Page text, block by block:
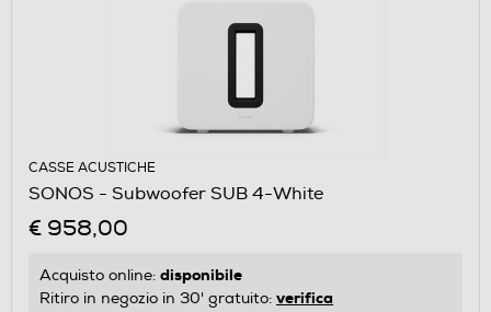
CASSE ACUSTICHE
SONOS - Subwoofer SUB 4-White
€ 958,00
Acquisto online: disponibile
Ritiro in negozio in 30' gratuito: verifica